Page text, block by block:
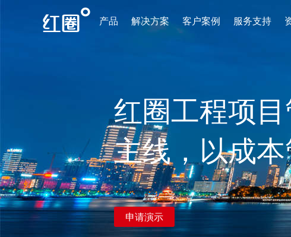
产品 解决方案 客户案例 服务支持
红圈工程项
主线，以成
申请演示